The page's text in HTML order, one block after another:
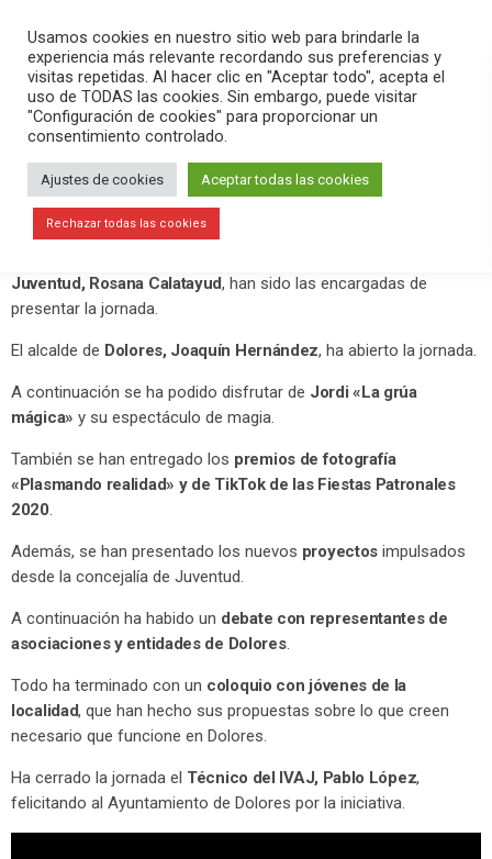
search menu pause PLAY
octubre 24, 2020
I Foro Joven de Dolores
El Auditorio de Dolores ha acogido durante toda la mañana de
este sábado 24 de octubre el
Juventud, Rosana Calatayud, han sido las encargadas de
presentar la jornada.
El alcalde de Dolores, Joaquín Hernández, ha abierto la jornada.
A continuación se ha podido disfrutar de Jordi «La grúa
mágica» y su espectáculo de magia.
También se han entregado los premios de fotografía
«Plasmando realidad» y de TikTok de las Fiestas Patronales
2020
Además, se han presentado los nuevos proyectos impulsados
desde la concejalía de Juventud.
A continuación ha habido un debate con representantes de
asociaciones y entidades de Dolores.
Todo ha terminado con un coloquio con jóvenes de la
localidad, que han hecho sus propuestas sobre lo que creen
necesario que funcione en Dolores.
Ha cerrado la jornada el Técnico del IVAJ, Pablo López,
felicitando al Ayuntamiento de Dolores por la iniciativa.
Usamos cookies en nuestro sitio web para brindarle la
experiencia más relevante recordando sus preferencias y
visitas repetidas. Al hacer clic en "Aceptar todo", acepta el
uso de TODAS las cookies. Sin embargo, puede visitar
"Configuración de cookies" para proporcionar un
consentimiento controlado.
Ajustes de cookies Aceptar todas las cookies
Rechazar todas las cookies